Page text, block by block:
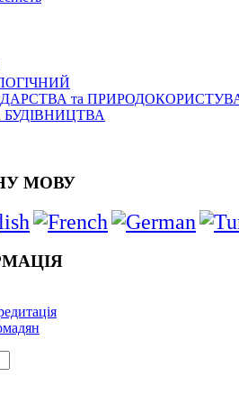
та
БУДІВНИЦТВА
МОВУ